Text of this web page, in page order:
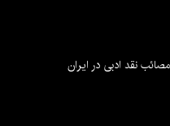
مصائب نقد ادبی در ایران